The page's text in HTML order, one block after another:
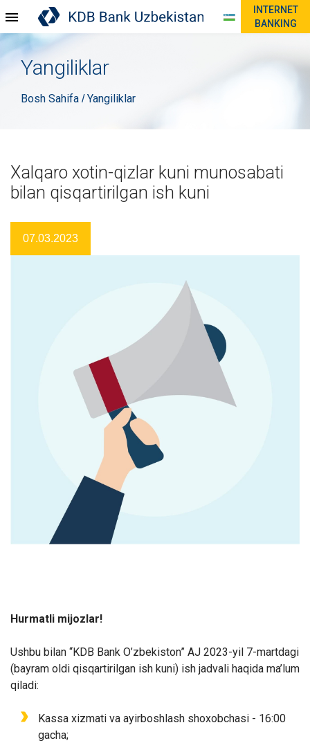
INTERNET
BANKING
Yangiliklar
Bosh Sahifa /Yangiliklar
Xalqaro xotin-qizlar kuni munosabati
bilan qisqartirilgan ish kuni
07.03.2023
Hurmatli mijozlar!
Ushbu bilan “KDB Bank O’zbekiston” AJ 2023-yil 7-martdagi
(bayram oldi qisqartirilgan ish kuni) ish jadvali haqida ma’lum
qiladi:
Kassa xizmati va ayirboshlash shoxobchasi - 16:00
gacha;